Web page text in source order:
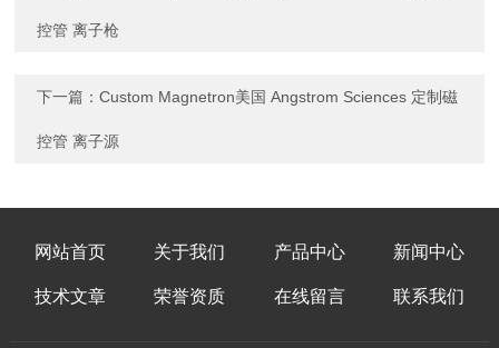
控管 离子枪
下一篇：Custom Magnetron美国 Angstrom Sciences 定制磁
控管 离子源
网站首页 关于我们 产品中心 新闻中心
技术文章 荣誉资质 在线留言 联系我们